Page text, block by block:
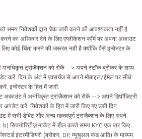
समय निवेशकों द्वारा चेक जारी करने की आवश्यकता नहीं है.
का अधिकार देने के लिए एप्लीकेशन फॉर्म पर अपना अकाउंट
कोई चिंता करने की जरूरत नहीं है क्योंकि पैसे इन्वेस्टर के
ट्रांज़ैक्शन को रोकें --> अपने स्टॉक ब्रोकर के साथ
करें. दिन के अंत में एक्सचेंज से अपने मोबाइल/ईमेल पर सीधे
इन्वेस्टर के हित में जारी.
अकाउंट में अनधिकृत ट्रांज़ैक्शन को रोकें --> अपने डिपॉज़िटरी
अपडेट करें. निवेशकों के हित में जारी किए गए उसी दिन
में सभी डेबिट और अन्य महत्वपूर्ण ट्रांज़ैक्शन के लिए अपने
b) सिक्योरिटीज़ मार्केट में डील करते समय KYC एक बार किए
इंटरमीडियरी (ब्रोकर, DP, म्यूचुअल फंड आदि) के माध्यम